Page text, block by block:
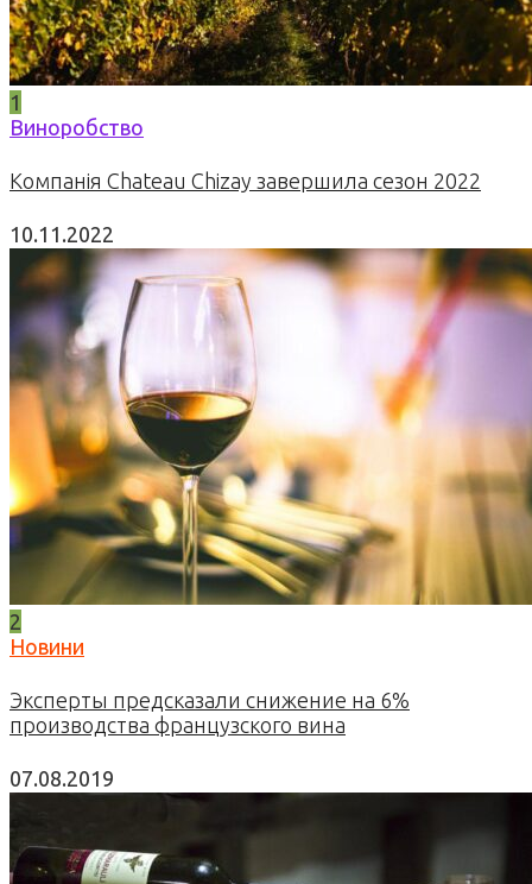
1
Виноробство
Компанія Chateau Chizay завершила сезон 2022
10.11.2022
2
Новини
Эксперты предсказали снижение на 6%
производства французского вина
07.08.2019